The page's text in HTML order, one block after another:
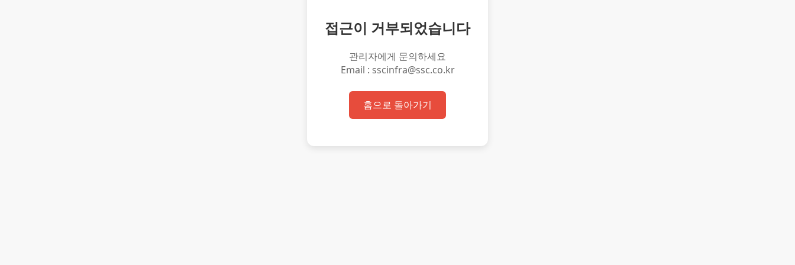
접근이 거부되었습니다
관리자에게 문의하세요
Email : sscinfra@ssc.co.kr
홈으로 돌아가기